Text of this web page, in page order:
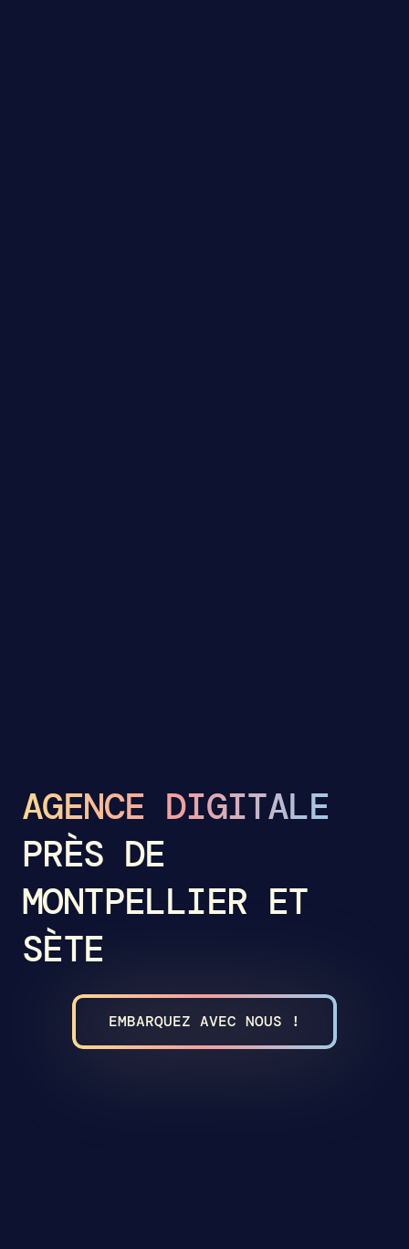
AGENCE DIGITALE
PRÈS DE
MONTPELLIER ET
SÈTE
EMBARQUEZ AVEC NOUS !